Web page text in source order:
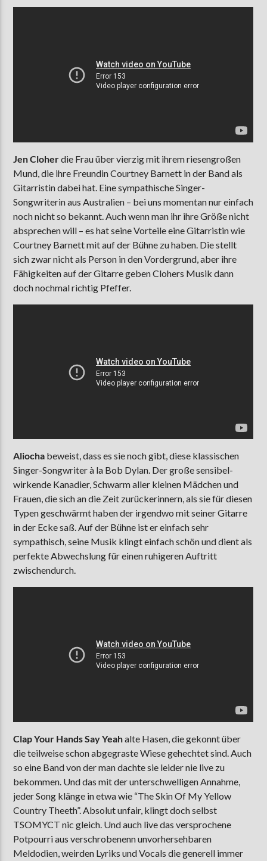
Jen Cloherdie Frau über vierzig mit ihrem riesengroßen
Mund, die ihre Freundin Courtney Barnett in der Band als
Gitarristin dabei hat. Eine sympathische Singer-
Songwriterin aus Australien – bei uns momentan nur einfach
noch nicht so bekannt. Auch wenn man ihr ihre Größe nicht
absprechen will – es hat seine Vorteile eine Gitarristin wie
Courtney Barnett mit auf der Bühne zu haben. Die stellt
sich zwar nicht als Person in den Vordergrund, aber ihre
Fähigkeiten auf der Gitarre geben Clohers Musik dann
doch nochmal richtig Pfeffer.
Aliocha beweist, dass es sie noch gibt, diese klassischen
Singer-Songwriter à la Bob Dylan. Der große sensibel-
wirkende Kanadier, Schwarm aller kleinen Mädchen und
Frauen, die sich an die Zeit zurückerinnern, als sie für diesen
Typen geschwärmt haben der irgendwo mit seiner Gitarre
in der Ecke saß. Auf der Bühne ist er einfach sehr
sympathisch, seine Musik klingt einfach schön und dient als
perfekte Abwechslung für einen ruhigeren Auftritt
zwischendurch.
Clap Your Hands Say Yeahalte Hasen, die gekonnt über
die teilweise schon abgegraste Wiese gehechtet sind. Auch
so eine Band von der man dachte sie leider nie live zu
bekommen. Und das mit der unterschwelligen Annahme,
jeder Song klänge in etwa wie “The Skin Of My Yellow
Country Theeth”. Absolut unfair, klingt doch selbst
TSOMYCT nic gleich. Und auch live das versprochene
Potpourri aus verschrobenenn unvorhersehbaren
Meldodien, weirden Lyriks und Vocals die generell immer